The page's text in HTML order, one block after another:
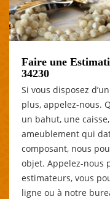
Faire une
34230
Si vous disposez
plus, appelez-nous.
un bahut, une
ameublement qui
composant, nous
objet. Appelez-nous
estimateurs, vous
ligne ou à notre